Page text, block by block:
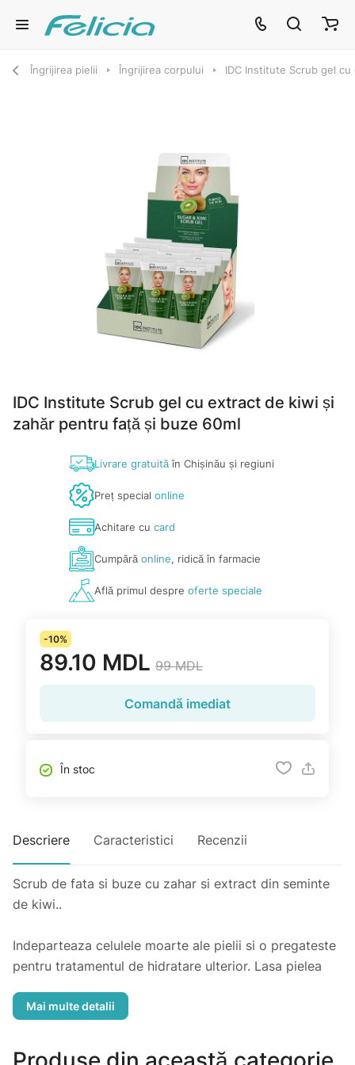
Îngrijirea pielii Îngrijirea corpului IDC Institute Scrub gel
IDC Institute Scrub gel cu extract de kiwi și
zahăr pentru față și buze 60ml
Livrare gratuităîn Chișinău și regiuni
Preț special online
Achitare cu card
Cumpărăonline, ridică în farmacie
Află primul despre oferte speciale
-10%
89.10 MDL 99 MDL
Comandă imediat
În stoc
Descriere Caracteristici Recenzii
Scrub de fata si buze cu zahar si extract din seminte
de kiwi..
Indeparteaza celulele moarte ale pielii si o pregateste
pentru tratamentul de hidratare ulterior. Lasa pielea
masati produsul cu miscari circulare. Evita conturul